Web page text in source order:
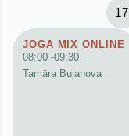
17
JOGA MIX ONLINE
08:00 -09:30
Tamāra Bujanova